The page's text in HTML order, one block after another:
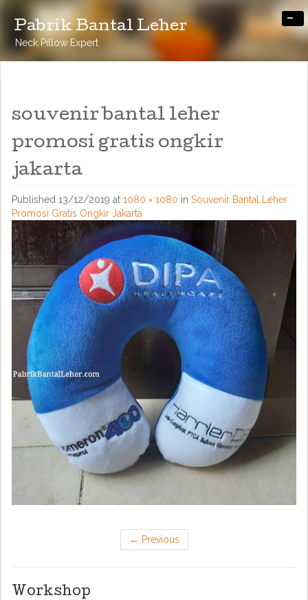
Pabrik Bantal Leher
Neck Pillow Expert
-
souvenir bantal leher
promosi gratis ongkir
jakarta
Published 13/12/2019 at 1080 × 1080 in Souvenir Bantal Leher
Promosi Gratis Ongkir Jakarta
← Previous
Workshop